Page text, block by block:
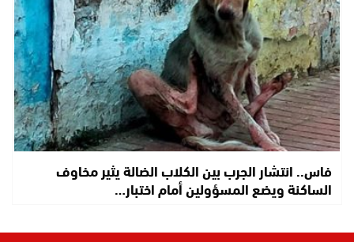
فاس.. انتشار الجرب بين الكلاب الضالة يثير مخاوف
الساكنة ويضع المسؤولين أمام اختبار…